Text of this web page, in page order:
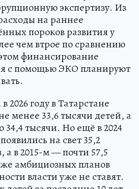
экспертизу. Из
на раннее
пороков развития у
чем втрое по сравнению
финансирование
с помощью ЭКО планируют
2026 году в Татарстане
менее 33,6 тысячи детей, а
34,4 тысячи. Но ещё в 2024
на свет 35,2
а в 2015-м — почти 57,5
амбициозных планов
власти уже не ставят.